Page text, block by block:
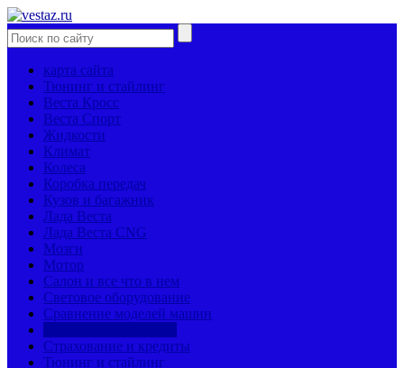
карта сайта
Тюнинг и стайлинг
Веста Кросс
Веста Спорт
Жидкости
Климат
Колеса
Коробка передач
Кузов и багажник
Лада Веста
Лада Веста CNG
Мозги
Мотор
Салон и все что в нем
Световое оборудование
Сравнение моделей машин
Страхование и кредиты
Тюнинг и стайлинг